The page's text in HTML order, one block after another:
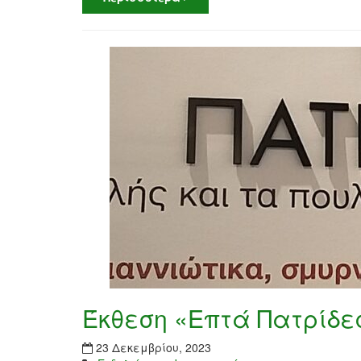
Έκθεση «Επτά
23 Δεκεμβρίου, 2023